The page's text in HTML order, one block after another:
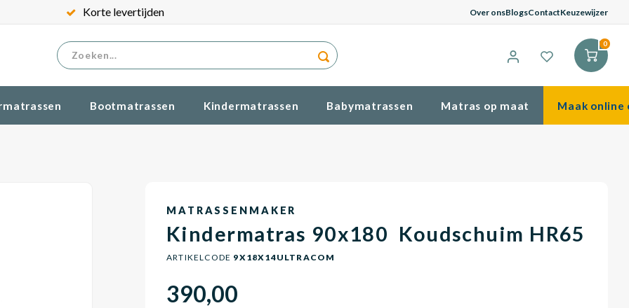
Korte levertijden Over onsBlogsContactKeuzewijzer
0
Bootmatrassen Kindermatrassen Babymatrassen Matras op maat Maak online
MATRASSENMAKER
Kindermatras 90x180 Koudschuim HR65
ARTIKELCODE 9X18X14ULTRACOM
390,00